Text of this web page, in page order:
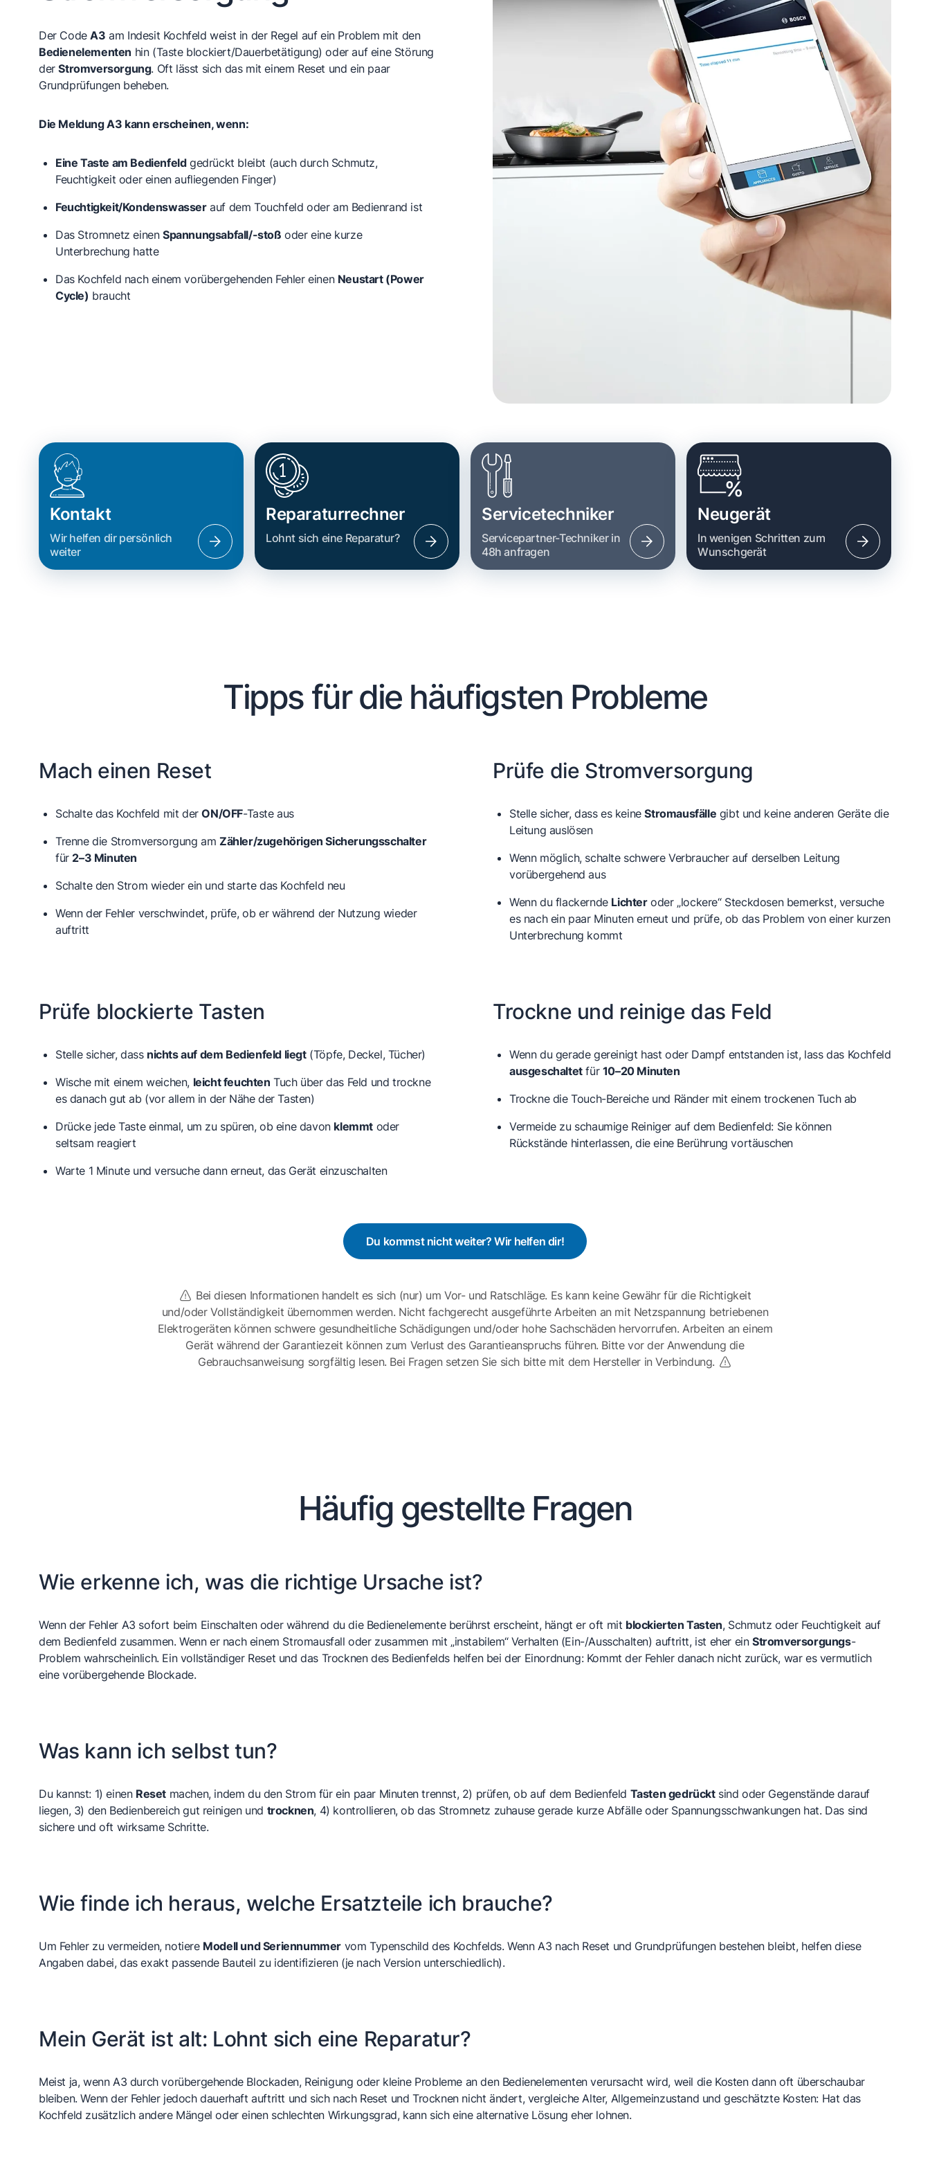
Der CodeA3 am Indesit Kochfeld weist in der Regel auf ein Problem mit den
Bedienelementen hin (Taste blockiert/Dauerbetätigung) oder auf eine Störung
derStromversorgung. Oft lässt sich das mit einem Reset und ein paar
Grundprüfungen beheben.
Die Meldung A3 kann erscheinen, wenn:
Eine Taste am Bedienfeldgedrückt bleibt (auch durch Schmutz,
Feuchtigkeit oder einen aufliegenden Finger)
Feuchtigkeit/Kondenswasserauf dem Touchfeld oder am Bedienrand ist
Das Stromnetz einen Spannungsabfall/-stoß oder eine kurze
Unterbrechung hatte
Das Kochfeld nach einem vorübergehenden Fehler einen Neustart (Power
Cycle) braucht
Kontakt
Wir helfen dir persönlich
weiter
Reparaturrechner
Lohnt sich eine Reparatur?
Servicetechniker
Servicepartner-Techniker in
48h anfragen
Neugerät
In wenigen Schritten zum
Wunschgerät
Tipps für die häufigsten Probleme
Mach einen Reset
Schalte das Kochfeld mit derON/OFF-Taste aus
Trenne die Stromversorgung am Zähler/zugehörigen Sicherungsschalter
für2–3 Minuten
Schalte den Strom wieder ein und starte das Kochfeld neu
Wenn der Fehler verschwindet, prüfe, ob er während der Nutzung wieder
auftritt
Prüfe die Stromversorgung
Stelle sicher, dass es keineStromausfälle gibt und keine anderen Geräte die
Leitung auslösen
Wenn möglich, schalte schwere Verbraucher auf derselben Leitung
vorübergehend aus
Wenn du flackernde Lichteroder „lockere“ Steckdosen bemerkst, versuche
es nach ein paar Minuten erneut und prüfe, ob das Problem von einer kurzen
Unterbrechung kommt
Prüfe blockierte Tasten
Stelle sicher, dass nichts auf dem Bedienfeld liegt(Töpfe, Deckel, Tücher)
Wische mit einem weichen, leicht feuchten Tuch über das Feld und trockne
es danach gut ab (vor allem in der Nähe der Tasten)
Drücke jede Taste einmal, um zu spüren, ob eine davon klemmt oder
seltsam reagiert
Warte 1 Minute und versuche dann erneut, das Gerät einzuschalten
Trockne und reinige das Feld
Wenn du gerade gereinigt hast oder Dampf entstanden ist, lass das Kochfeld
ausgeschaltetfür 10–20 Minuten
Trockne die Touch-Bereiche und Ränder mit einem trockenen Tuch ab
Vermeide zu schaumige Reiniger auf dem Bedienfeld: Sie können
Rückstände hinterlassen, die eine Berührung vortäuschen
Du kommst nicht weiter? Wir helfen dir!
Bei diesen Informationen handelt es sich (nur) um Vor- und Ratschläge. Es kann keine Gewähr für die Richtigkeit
und/oder Vollständigkeit übernommen werden. Nicht fachgerecht ausgeführte Arbeiten an mit Netzspannung betriebenen
Elektrogeräten können schwere gesundheitliche Schädigungen und/oder hohe Sachschäden hervorrufen. Arbeiten an einem
Gerät während der Garantiezeit können zum Verlust des Garantieanspruchs führen. Bitte vor der Anwendung die
Gebrauchsanweisung sorgfältig lesen. Bei Fragen setzen Sie sich bitte mit dem Hersteller in Verbindung.
Häufig gestellte Fragen
Wie erkenne ich, was die richtige Ursache ist?
Wenn der Fehler A3 sofort beim Einschalten oder während du die Bedienelemente berührst erscheint, hängt er oft mit blockierten Tasten, Schmutz oder Feuchtigkeit auf
dem Bedienfeld zusammen. Wenn er nach einem Stromausfall oder zusammen mit „instabilem“ Verhalten (Ein-/Ausschalten) auftritt, ist eher ein Stromversorgungs-
Problem wahrscheinlich. Ein vollständiger Reset und das Trocknen des Bedienfelds helfen bei der Einordnung: Kommt der Fehler danach nicht zurück, war es vermutlich
eine vorübergehende Blockade.
Was kann ich selbst tun?
Du kannst: 1) einen Reset machen, indem du den Strom für ein paar Minuten trennst, 2) prüfen, ob auf dem Bedienfeld Tasten gedrücktsind oder Gegenstände darauf
liegen, 3) den Bedienbereich gut reinigen und trocknen, 4) kontrollieren, ob das Stromnetz zuhause gerade kurze Abfälle oder Spannungsschwankungen hat. Das sind
sichere und oft wirksame Schritte.
Wie finde ich heraus, welche Ersatzteile ich brauche?
Um Fehler zu vermeiden, notiere Modell und Seriennummer vom Typenschild des Kochfelds. Wenn A3 nach Reset und Grundprüfungen bestehen bleibt, helfen diese
Angaben dabei, das exakt passende Bauteil zu identifizieren (je nach Version unterschiedlich).
Mein Gerät ist alt: Lohnt sich eine Reparatur?
Meist ja, wenn A3 durch vorübergehende Blockaden, Reinigung oder kleine Probleme an den Bedienelementen verursacht wird, weil die Kosten dann oft überschaubar
bleiben. Wenn der Fehler jedoch dauerhaft auftritt und sich nach Reset und Trocknen nicht ändert, vergleiche Alter, Allgemeinzustand und geschätzte Kosten: Hat das
Kochfeld zusätzlich andere Mängel oder einen schlechten Wirkungsgrad, kann sich eine alternative Lösung eher lohnen.